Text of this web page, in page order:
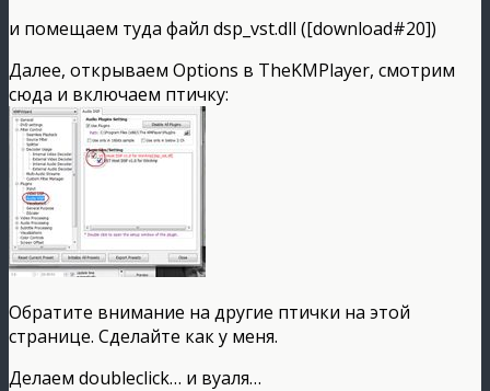
и помещаем туда файл dsp_vst.dll ([download#20])
Далее, открываем Options в TheKMPlayer, смотрим
сюда и включаем птичку:
Обратите внимание на другие птички на этой
странице. Сделайте как у меня.
Делаем doubleclick… и вуаля…